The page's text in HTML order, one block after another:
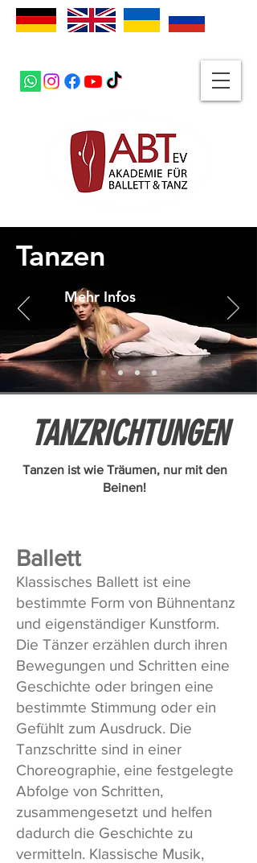
Tanzen
Mehr Infos
TANZRICHTUNGEN
Tanzen ist wie Träumen, nur mit den
Beinen!
Ballett
Klassisches Ballett ist eine
bestimmte Form von Bühnentanz
und eigenständiger Kunstform.
Die Tänzer erzählen durch ihren
Bewegungen und Schritten eine
Geschichte oder bringen eine
bestimmte Stimmung oder ein
Gefühlt zum Ausdruck. Die
Tanzschritte sind in einer
Choreographie, eine festgelegte
Abfolge von Schritten,
zusammengesetzt und helfen
dadurch die Geschichte zu
vermitteln. Klassische Musik,